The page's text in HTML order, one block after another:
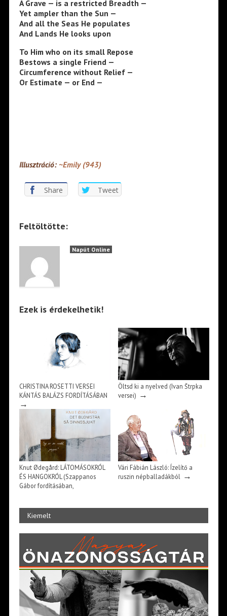
A Grave — is a restricted Breadth —
Yet ampler than the Sun —
And all the Seas He populates
And Lands He looks upon
To Him who on its small Repose
Bestows a single Friend —
Circumference without Relief —
Or Estimate — or End —
Illusztráció: ~Emily (943)
Share Tweet
Feltöltötte:
Napút Online
Ezek is érdekelhetik!
CHRISTINA ROSETTI VERSEI
KÁNTÁS BALÁZS FORDÍTÁSÁBAN
→
Öltsd ki a nyelved (Ivan Štrpka
versei) →
Knut Ødegård: LÁTOMÁSOKRÓL
ÉS HANGOKRÓL (Szappanos
Gábor fordításában,
Vári Fábián László: Ízelítő a
ruszin népballadákból→
Kiemelt